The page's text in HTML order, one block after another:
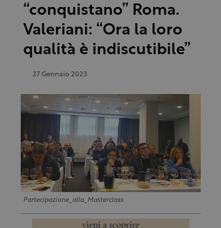
“conquistano” Roma.
Valeriani: “Ora la loro
qualità è indiscutibile”
27 Gennaio 2023
Partecipazione_alla_Masterclass